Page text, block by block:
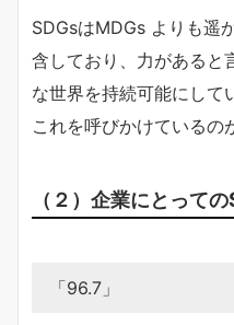
SDGsはMDGs よりも遥
含しており、力があると
な世界を持続可能にして
これを呼びかけているの
（２）企業にとって
「96.7」